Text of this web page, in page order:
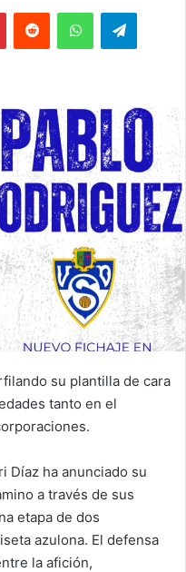
su plantilla de cara
tanto en el
Díaz ha anunciado su
a través de sus
etapa de dos
azulona. El defensa
la afición,